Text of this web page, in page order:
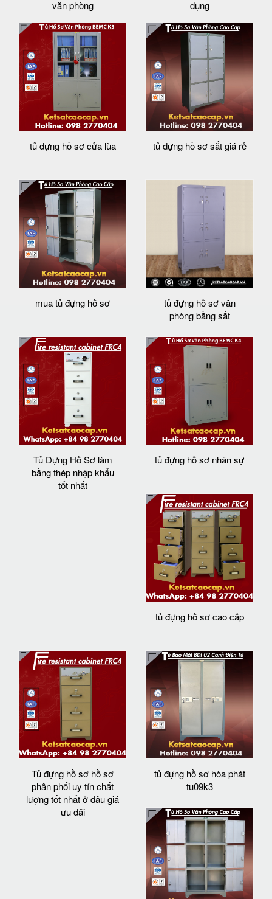
văn phòng dụng
tủ đựng hồ sơ cửa lùa tủ đựng hồ sơ sắt giá rẻ
mua tủ đựng hồ sơ
tủ đựng hồ sơ văn
phòng bằng sắt
Tủ Đựng Hồ Sơ làm
bằng thép nhập khẩu
tốt nhất
tủ đựng hồ sơ nhân sự
tủ đựng hồ sơ cao cấp
Tủ đựng hồ sơ hồ sơ
phân phối uy tín chất
lượng tốt nhất ở đâu giá
ưu đãi
tủ đựng hồ sơ hòa phát
tu09k3